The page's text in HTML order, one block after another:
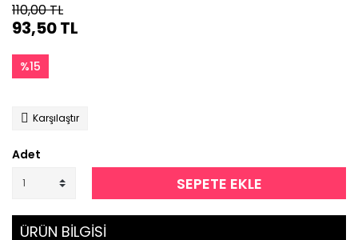
110,00 TL
93,50 TL
%15
Karşılaştır
Adet
SEPETE EKLE
ÜRÜN BİLGİSİ